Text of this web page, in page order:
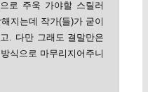
로 주욱 가야할 스릴러
지는데 작가(들)가 굳이
. 다만 그래도 결말만은
식으로 마무리지어주니